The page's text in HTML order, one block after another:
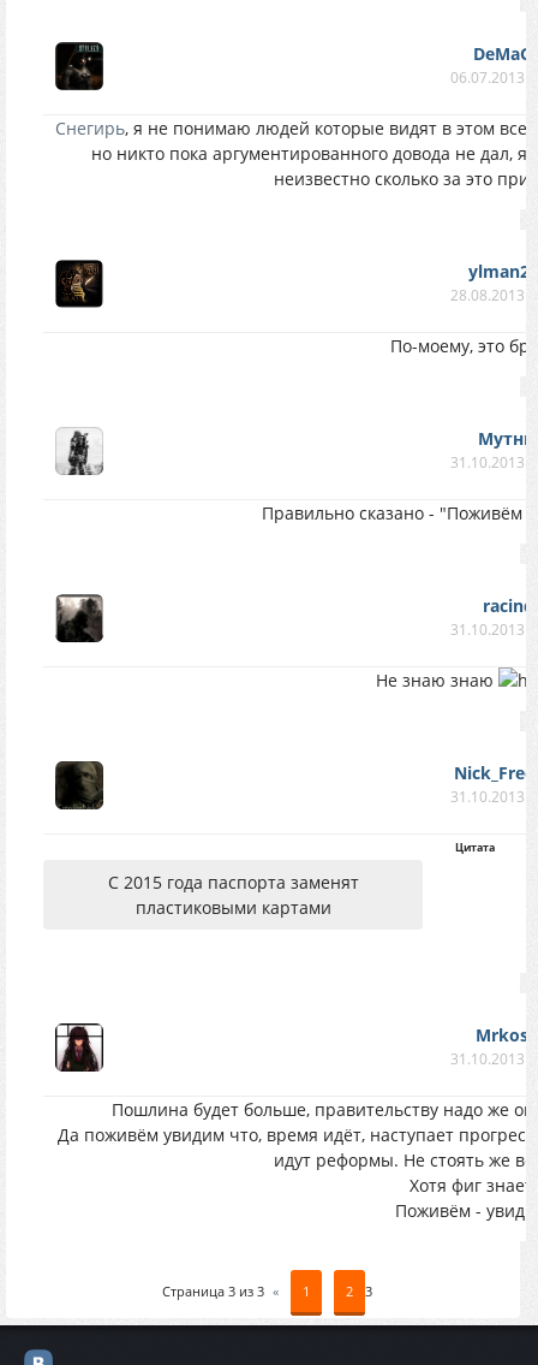
06.07.2013
Снегирь, я не понимаю людей которые видят в этом
но никто пока аргументированного довода не дал,
неизвестно сколько за это
28.08.2013
По-моему, это
31.10.2013
Правильно сказано - "Поживём
31.10.2013
Не знаю знаю
31.10.2013
Цитата
С 2015 года паспорта заменят
пластиковыми картами
31.10.2013
Пошлина будет больше, правительству надо же
Да поживём увидим что, время идёт, наступает
идут реформы. Не стоять же
Хотя фиг знает
Поживём -
Страница 3 из 3 « 1 2 3